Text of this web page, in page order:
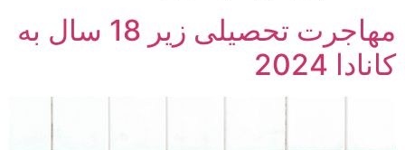
مهاجرت تحصیلی زیر 18 سال به
کانادا 2024